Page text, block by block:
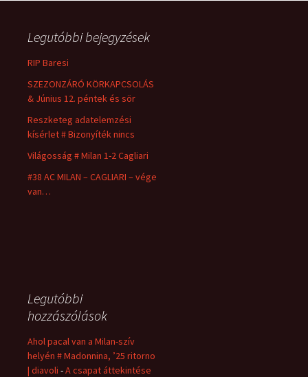
Legutóbbi bejegyzések
RIP Baresi
SZEZONZÁRÓ KÖRKAPCSOLÁS
& Június 12. péntek és sör
Reszketeg adatelemzési
kísérlet # Bizonyíték nincs
Világosság # Milan 1-2 Cagliari
#38 AC MILAN – CAGLIARI – vége
van…
Legutóbbi
hozzászólások
Ahol pacal van a Milan-szív
helyén # Madonnina, ’25 ritorno
| diavoli -A csapat áttekintése